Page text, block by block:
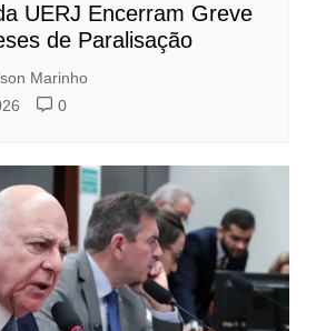
UERJ Encerram Greve
de Paralisação
Marinho
0